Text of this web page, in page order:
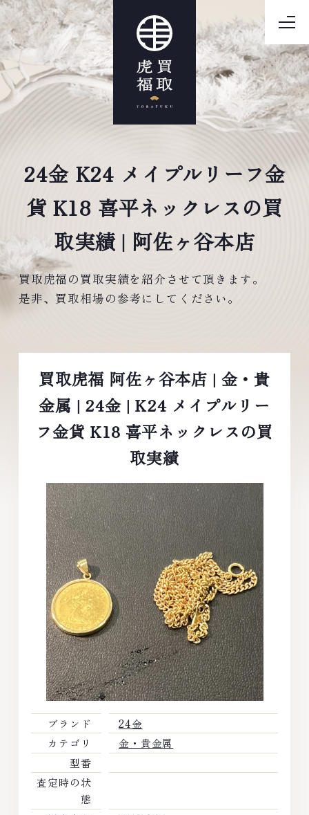
24金 K24 メイプルリーフ金
貨 K18 喜平ネックレスの買
取実績 | 阿佐ヶ谷本店
買取虎福の買取実績を紹介させて頂きます。
是非、買取相場の参考にしてください。
買取虎福 阿佐ヶ谷本店 | 金・貴
金属 | 24金 | K24 メイプルリー
フ金貨 K18 喜平ネックレスの買
取実績
ブランド
24金
カテゴリ
金・貴金属
型番
査定時の状
態